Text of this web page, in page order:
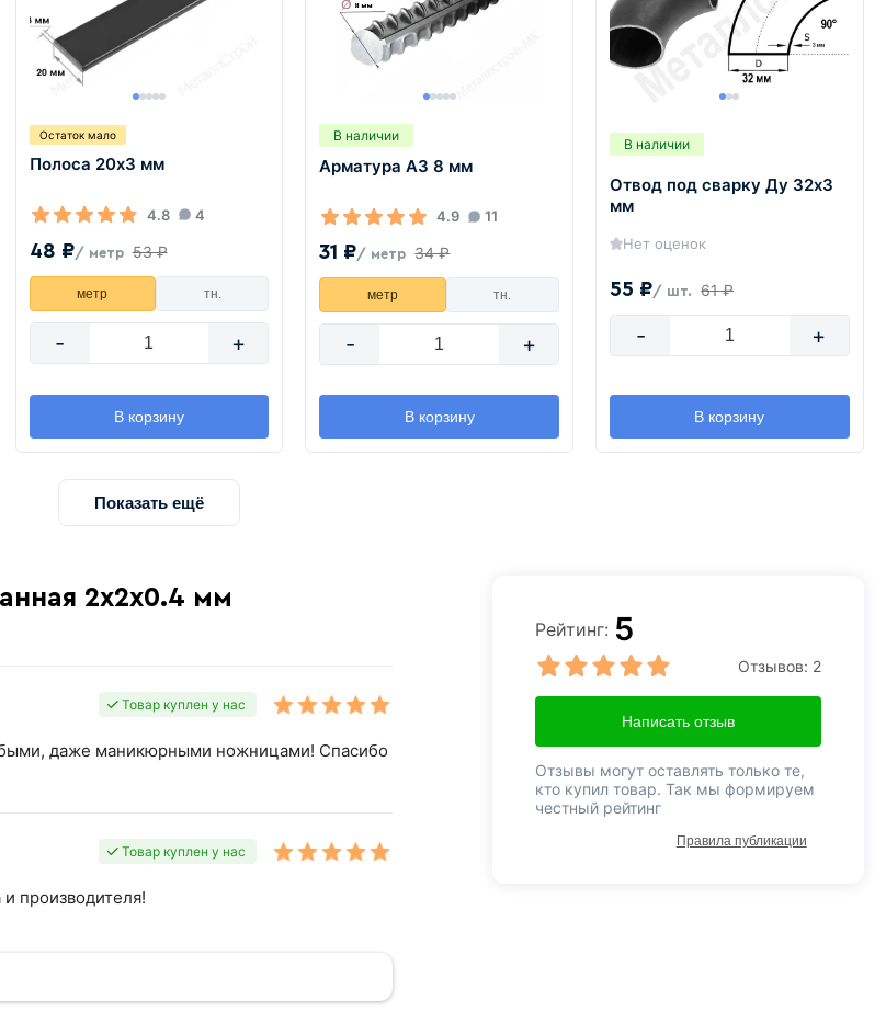
Остаток мало
Полоса 20х3 мм
4.8 4
48 ₽/ метр 53 ₽
метр тн.
- +
В корзину
В наличии
Арматура А3 8 мм
4.9 11
31 ₽/ метр 34 ₽
метр тн.
- +
В корзину
В наличии
Отвод под сварку Ду 32х3
мм
Нет оценок
55 ₽/ шт. 61 ₽
- +
В корзину
Показать ещё
2х2х0.4 мм
Товар куплен у нас
даже маникюрными ножницами! Спасибо
Товар куплен у нас
производителя!
Рейтинг: 5
Отзывов: 2
Написать отзыв
Отзывы могут оставлять только те,
кто купил товар. Так мы формируем
честный рейтинг
Правила публикации